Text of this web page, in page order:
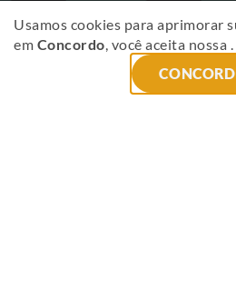
Fique
Usamos cookies para aprimorar
em Concordo, você aceita nossa .